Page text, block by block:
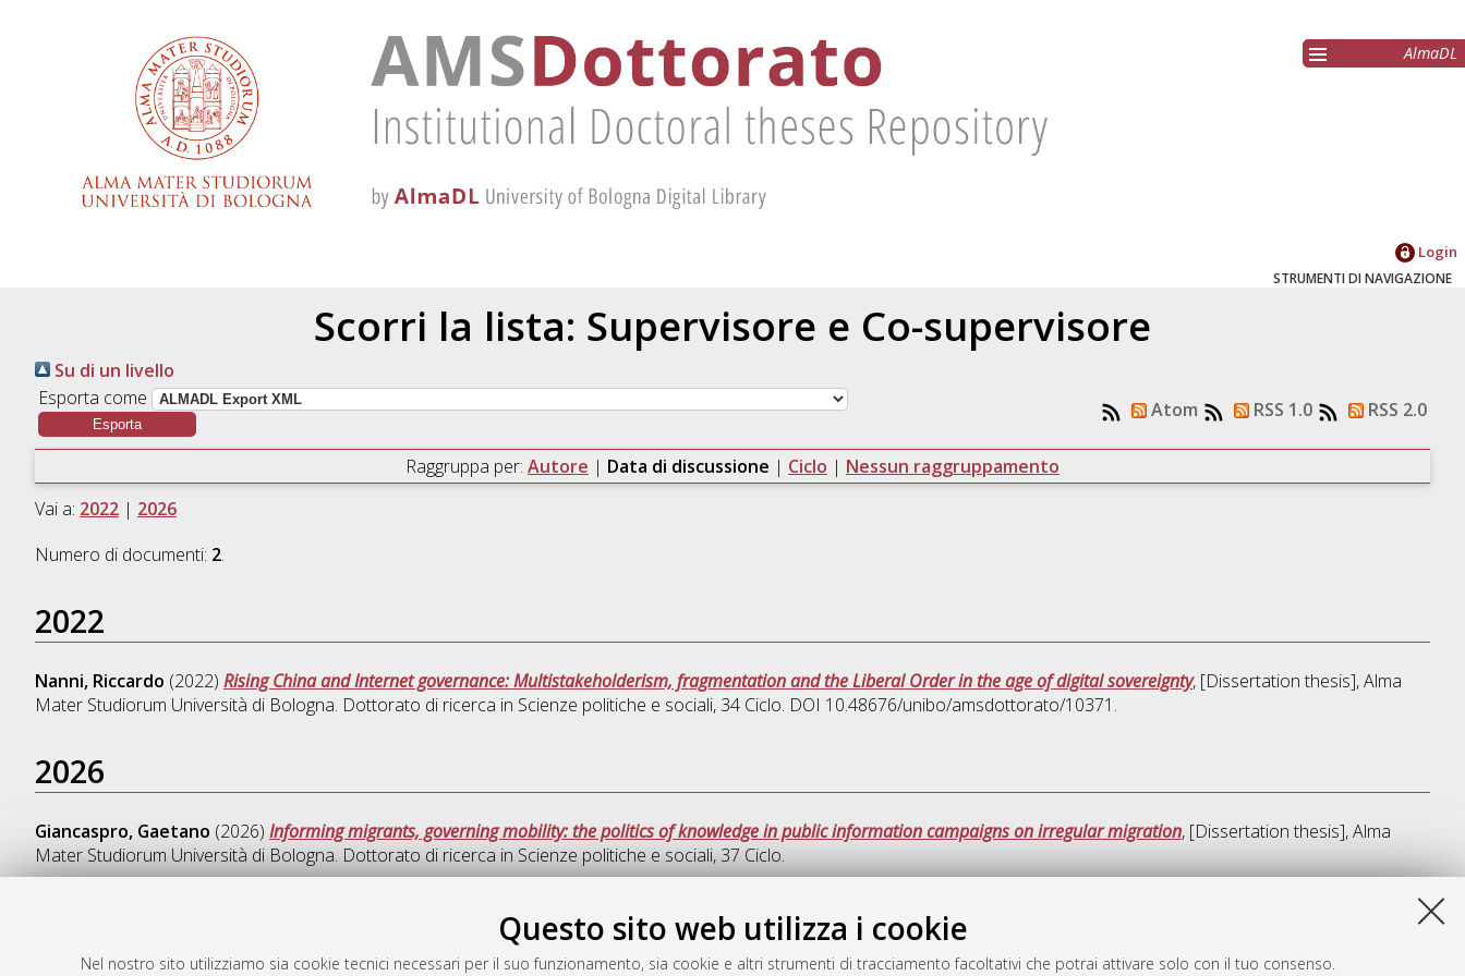
Questo sito web utilizza i cookie
Nel nostro sito utilizziamo sia cookie tecnici necessari per il suo funzionamento, sia cookie e altri strumenti di tracciamento facoltativi che potrai attivare solo con il tuo consenso.
AlmaDL
Login
STRUMENTI DI NAVIGAZIONE
Scorri la lista: Supervisore e Co-supervisore
Su di un livello
Esporta come
Atom RSS 1.0 RSS 2.0
Raggruppa per: Autore | Data di discussione | Ciclo | Nessun raggruppamento
Vai a: 2022| 2026
Numero di documenti: 2.
2022
Nanni, Riccardo (2022) Rising China and Internet governance: Multistakeholderism, fragmentation and the Liberal Order in the age of digital sovereignty, [Dissertation thesis], Alma
Mater Studiorum Università di Bologna. Dottorato di ricerca in Scienze politiche e sociali, 34 Ciclo. DOI 10.48676/unibo/amsdottorato/10371.
2026
Giancaspro, Gaetano (2026) Informing migrants, governing mobility: the politics of knowledge in public information campaigns on irregular migration, [Dissertation thesis], Alma
Mater Studiorum Università di Bologna. Dottorato di ricerca in Scienze politiche e sociali, 37 Ciclo.
Fri Aug 7 20:45:49 2026 CEST.
AMS Dottorato